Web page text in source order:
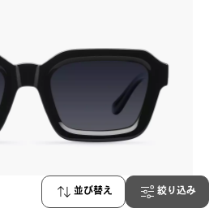
並び替え 絞り込み